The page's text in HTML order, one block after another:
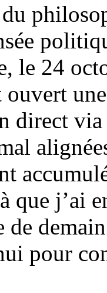
le 24
direct
que j’ai
pour